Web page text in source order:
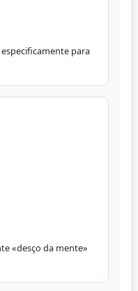
para
«desço da mente»